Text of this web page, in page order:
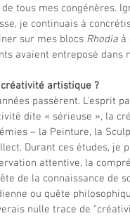
de tous mes congénères.
je continuais à
sur mes blocs Rhodia à
avaient entreposé dans
artistique ?
passèrent. L'esprit
dite « sérieuse », la
– la Peinture, la
Durant ces études, je
attentive, la
de la connaissance de
ou quête
nulle trace de